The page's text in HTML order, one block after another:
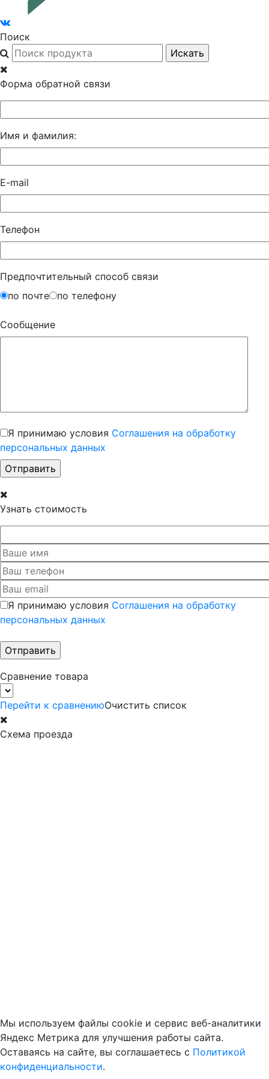
Поиск
Форма обратной связи
Имя и фамилия:
E-mail
Телефон
Предпочтительный способ связи
по почте
по телефону
Сообщение
Я принимаю условия Соглашения на обработку
персональных данных
Узнать стоимость
Я принимаю условия Соглашения на обработку
персональных данных
Сравнение товара
Перейти к сравнениюОчистить список
Схема проезда
Мы используем файлы cookie и сервис веб-аналитики
Яндекс Метрика для улучшения работы сайта.
Оставаясь на сайте, вы соглашаетесь с Политикой
конфиденциальности.